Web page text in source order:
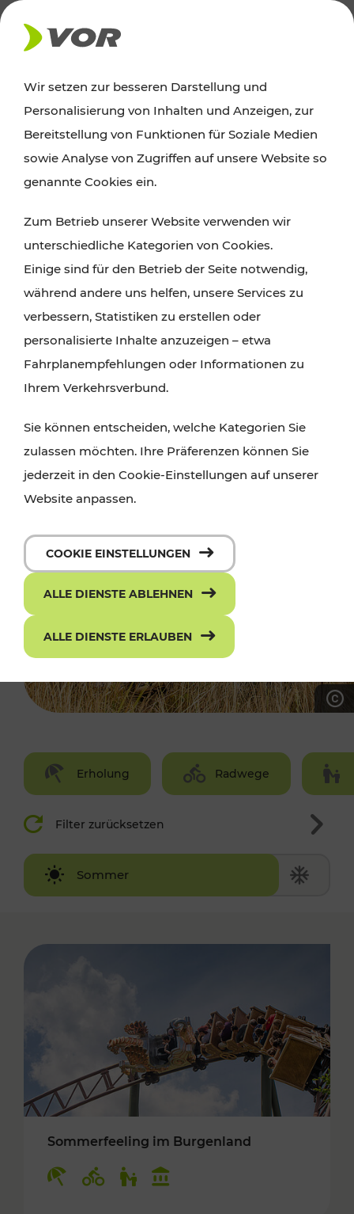
AKTUELLES
Ausflugstipps
Wien, Niederösterreich und das Burgenland
Wanderungen, Kultur und Gastronomie,
Radtouren oder purer Naturgenuss – viele
Attraktionen sind mit den Ticket- und Fahrplan-
Angeboten des VOR gut und schnell erreichbar.
Erholung Radwege
Filter zurücksetzen
Sommer
Winter
Sommerfeeling im Burgenland
Wir setzen zur besseren Darstellung und
Personalisierung von Inhalten und Anzeigen, zur
Bereitstellung von Funktionen für Soziale Medien
sowie Analyse von Zugriffen auf unsere Website so
genannte Cookies ein.
Zum Betrieb unserer Website verwenden wir
unterschiedliche Kategorien von Cookies.
Einige sind für den Betrieb der Seite notwendig,
während andere uns helfen, unsere Services zu
verbessern, Statistiken zu erstellen oder
personalisierte Inhalte anzuzeigen – etwa
Fahrplanempfehlungen oder Informationen zu
Ihrem Verkehrsverbund.
Sie können entscheiden, welche Kategorien Sie
zulassen möchten. Ihre Präferenzen können Sie
jederzeit in den Cookie-Einstellungen auf unserer
Website anpassen.
COOKIE EINSTELLUNGEN
ALLE DIENSTE ABLEHNEN
ALLE DIENSTE ERLAUBEN